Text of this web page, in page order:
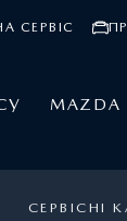
СЕРВІС
СЕРВІСНІ